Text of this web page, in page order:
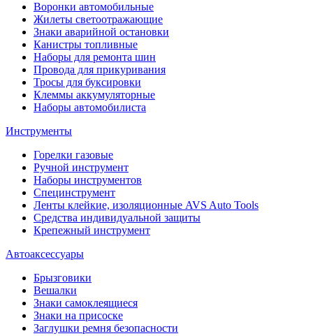
Воронки автомобильные
Жилеты светоотражающие
Знаки аварийной остановки
Канистры топливные
Наборы для ремонта шин
Провода для прикуривания
Тросы для буксировки
Клеммы аккумуляторные
Наборы автомобилиста
Инструменты
Горелки газовые
Ручной инструмент
Наборы инструментов
Специнструмент
Ленты клейкие, изоляционные AVS Auto Tools
Средства индивидуальной защиты
Крепежный инструмент
Автоаксессуары
Брызговики
Вешалки
Знаки самоклеящиеся
Знаки на присоске
Заглушки ремня безопасности